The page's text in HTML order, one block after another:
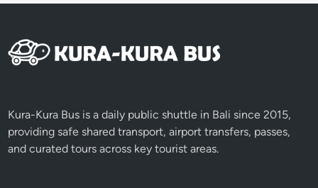
Kura-Kura Bus is a daily public shuttle in Bali since 2015,
providing safe shared transport, airport transfers, passes,
and curated tours across key tourist areas.